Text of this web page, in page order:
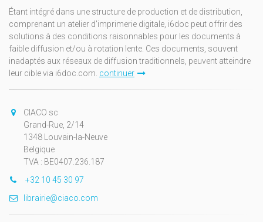
Étant intégré dans une structure de production et de distribution,
comprenant un atelier d'imprimerie digitale, i6doc peut offrir des
solutions à des conditions raisonnables pour les documents à
faible diffusion et/ou à rotation lente. Ces documents, souvent
inadaptés aux réseaux de diffusion traditionnels, peuvent atteindre
leur cible via i6doc.com. continuer
CIACO sc
Grand-Rue, 2/14
1348 Louvain-la-Neuve
Belgique
TVA : BE0407.236.187
+32 10 45 30 97
librairie@ciaco.com